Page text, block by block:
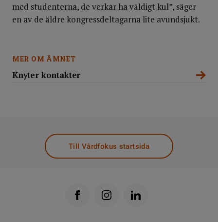
med studenterna, de verkar ha väldigt kul”, säger
en av de äldre kongressdeltagarna lite avundsjukt.
MER OM ÄMNET
Knyter kontakter
Till Vårdfokus startsida